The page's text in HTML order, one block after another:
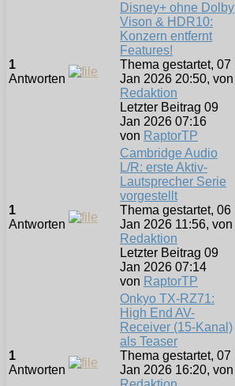
1
Antworten
Disney+ ohne Dolby
Vison & HDR10:
Konzern entfernt
Features!
Thema gestartet, 07
Jan 2026 20:50, von
Redaktion
Letzter Beitrag 09
Jan 2026 07:16
von RaptorTP
1
Antworten
Cambridge Audio
L/R: erste Aktiv-
Lautsprecher Serie
vorgestellt
Thema gestartet, 06
Jan 2026 11:56, von
Redaktion
Letzter Beitrag 09
Jan 2026 07:14
von RaptorTP
1
Antworten
Onkyo TX-RZ71:
High End AV-
Receiver (15-Kanal)
als Teaser
Thema gestartet, 07
Jan 2026 16:20, von